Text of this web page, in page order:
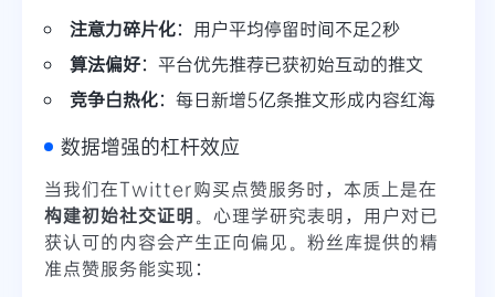
注意力碎片化：用户平均停留时间不足2秒
算法偏好：平台优先推荐已获初始互动的推文
竞争白热化：每日新增5亿条推文形成内容红海
数据增强的杠杆效应
当我们在Twitter购买点赞服务时，本质上是在
构建初始社交证明 。心理学研究表明，用户对已
获认可的内容会产生正向偏见。粉丝库提供的精
准点赞服务能实现：